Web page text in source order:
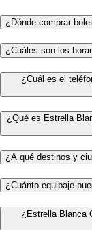
¿Dónde comprar
¿Cuáles son los
¿Cuál es el
¿Qué es Estrella
¿A qué destinos y
¿Cuánto equipaje
¿Estrella Blanca